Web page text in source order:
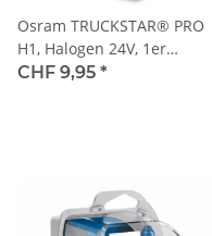
Osram TRUCKSTAR® PRO
H1, Halogen 24V, 1er
Faltschachtel - 64155TSP
CHF 9,95 *